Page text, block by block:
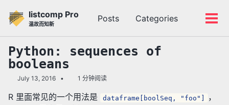
listcomp Pro
温故而知新
Posts Categories
切
换
Python: sequences of
booleans
July 13, 2016 1 分钟阅读
R 里面常见的一个用法是 dataframe[boolSeq, "foo"]
，